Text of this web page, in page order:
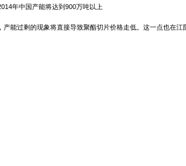
年中国产能将达到900万吨以上
能过剩的现象将直接导致聚酯切片价格走低。这一点也在